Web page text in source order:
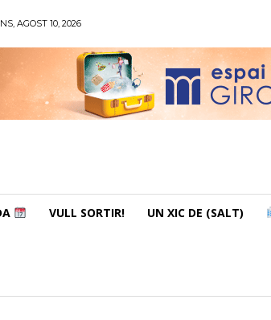
AGOST 10, 2026
VULL SORTIR! UN XIC DE (SALT)